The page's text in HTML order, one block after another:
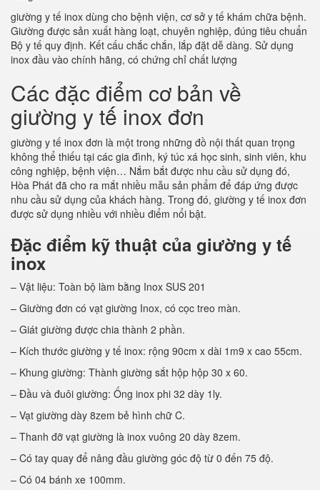
giường y tế inox dùng cho bệnh viện, cơ sở y tế khám chữa bệnh.
Giường được sản xuất hàng loạt, chuyên nghiệp, đúng tiêu chuẩn
Bộ y tế quy định. Kết cấu chắc chắn, lắp đặt dễ dàng. Sử dụng
inox đầu vào chính hãng, có chứng chỉ chất lượng
Các đặc điểm cơ bản về
giường y tế inox đơn
giường y tế inox đơn là một trong những đồ nội thất quan trọng
không thể thiếu tại các gia đình, ký túc xá học sinh, sinh viên, khu
công nghiệp, bệnh viện… Nắm bắt được nhu cầu sử dụng đó,
Hòa Phát đã cho ra mắt nhiều mẫu sản phẩm để đáp ứng được
nhu cầu sử dụng của khách hàng. Trong đó, giường y tế inox đơn
được sử dụng nhiều với nhiều điểm nổi bật.
Đặc điểm kỹ thuật của giường y tế
inox
– Vật liệu: Toàn bộ làm bằng Inox SUS 201
– Giường đơn có vạt giường Inox, có cọc treo màn.
– Giát giường được chia thành 2 phần.
– Kích thước giường y tế inox: rộng 90cm x dài 1m9 x cao 55cm.
– Khung giường: Thành giường sắt hộp hộp 30 x 60.
– Đầu và đuôi giường: Ống inox phi 32 dày 1ly.
– Vạt giường dày 8zem bẻ hình chữ C.
– Thanh đỡ vạt giường là inox vuông 20 dày 8zem.
– Có tay quay để nâng đầu giường góc độ từ 0 đến 75 độ.
– Có 04 bánh xe 100mm.